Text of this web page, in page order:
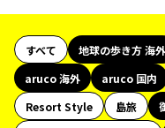
すべて 地球の歩き方 海外
aruco 海外
aruco 国内
Resort Style
島旅